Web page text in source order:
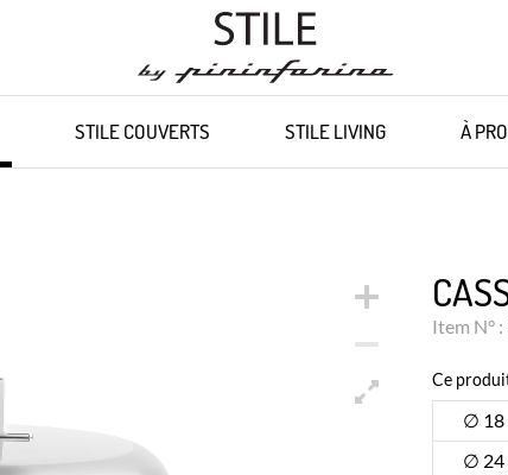
STILE COUVERTS STILE LIVING À
Item N°
Ce
∅ 18
∅ 24